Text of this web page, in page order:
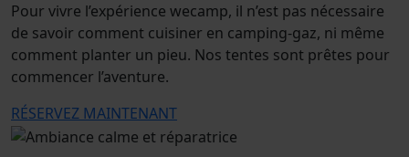
Pour vivre l’expérience wecamp, il n’est pas nécessaire
de savoir comment cuisiner en camping-gaz, ni même
comment planter un pieu. Nos tentes sont prêtes pour
commencer l’aventure.
RÉSERVEZ MAINTENANT